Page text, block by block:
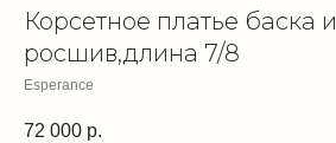
Корсетное платье баска и
росшив,длина 7/8
Esperance
72 000 р.